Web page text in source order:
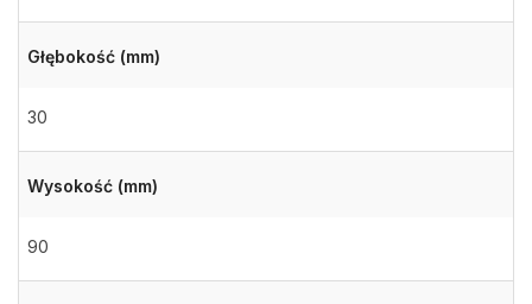
Głębokość (mm)
30
Wysokość (mm)
90